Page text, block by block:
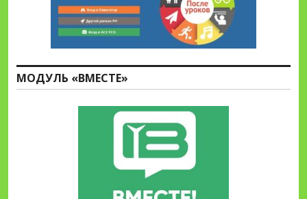
МОДУЛЬ «ВМЕСТЕ»